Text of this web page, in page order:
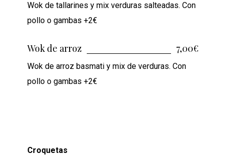
Wok de tallarines y mix verduras salteadas. Con
pollo o gambas +2€
Wok de arroz 7,00€
Wok de arroz basmati y mix de verduras. Con
pollo o gambas +2€
Croquetas